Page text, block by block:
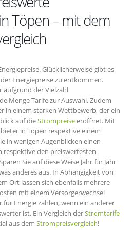
Töpen – mit dem
Glücklicherweise gibt es
Energiepreise zu entkommen.
aufgrund der Vielzahl
Menge Tarife zur Auswahl. Zudem
in einem starken Wettbewerb, der ein
auf dieStrompreiseeröffnet. Mit
in Töpen respektive einem
in wenigen Augenblicken einen
den preiswertesten
Sie auf diese Weise Jahr für Jahr
anderes aus. In Abhängigkeit von
Ort lassen sich ebenfalls mehrere
mit einem Versorgerwechsel
Energie zahlen, wenn ein anderer
ist. Ein Vergleich derStromtarife
aus dem Strompreisvergleich!